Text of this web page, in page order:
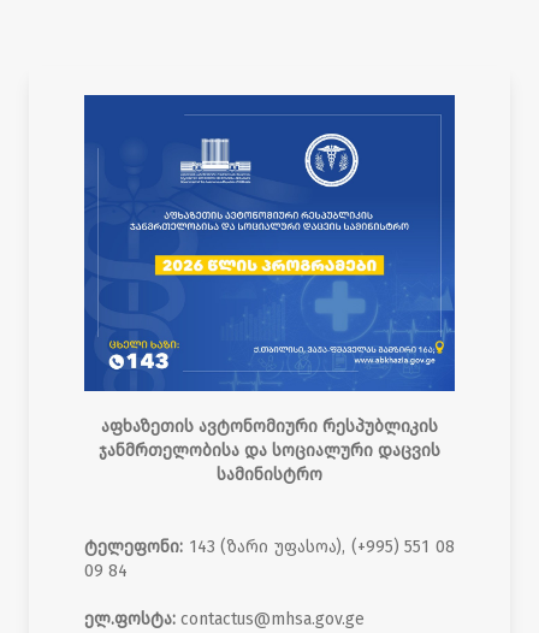
აფხაზეთის ავტონომიური რესპუბლიკის
ჯანმრთელობისა და სოციალური დაცვის
სამინისტრო
ტელეფონი: 143 (ზარი უფასოა), (+995) 551 08
09 84
ელ.ფოსტა: contactus@mhsa.gov.ge